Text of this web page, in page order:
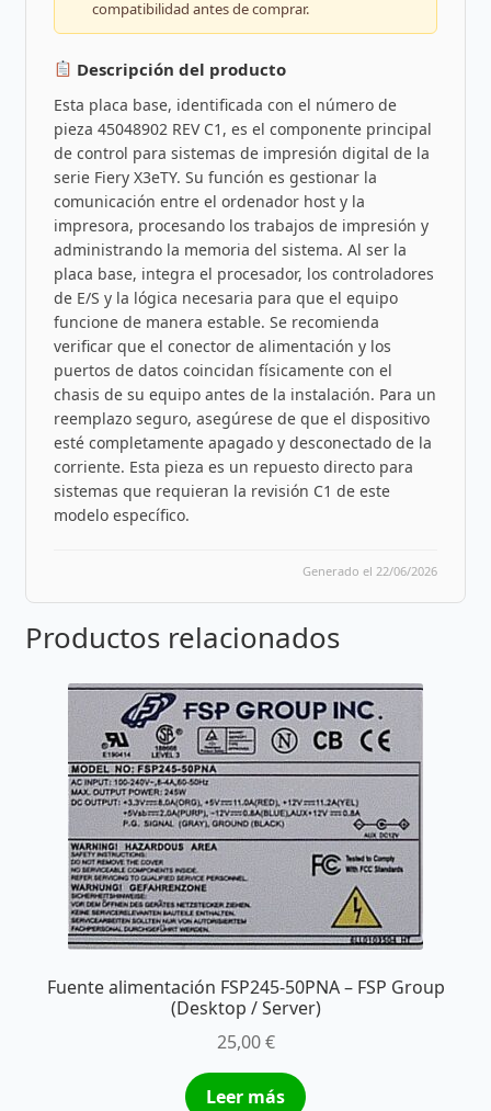
compatibilidad antes de comprar.
Descripción del producto
Esta placa base, identificada con el número de
pieza 45048902 REV C1, es el componente principal
de control para sistemas de impresión digital de la
serie Fiery X3eTY. Su función es gestionar la
comunicación entre el ordenador host y la
impresora, procesando los trabajos de impresión y
administrando la memoria del sistema. Al ser la
placa base, integra el procesador, los controladores
de E/S y la lógica necesaria para que el equipo
funcione de manera estable. Se recomienda
verificar que el conector de alimentación y los
puertos de datos coincidan físicamente con el
chasis de su equipo antes de la instalación. Para un
reemplazo seguro, asegúrese de que el dispositivo
esté completamente apagado y desconectado de la
corriente. Esta pieza es un repuesto directo para
sistemas que requieran la revisión C1 de este
modelo específico.
Generado el 22/06/2026
Productos relacionados
Fuente alimentación FSP245-50PNA – FSP Group
(Desktop / Server)
25,00€
Leer más